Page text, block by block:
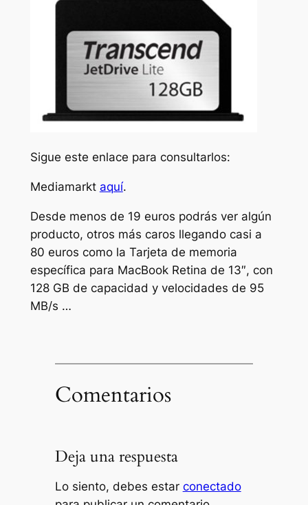
Sigue este enlace para consultarlos:
Mediamarkt aquí.
Desde menos de 19 euros podrás ver algún
producto, otros más caros llegando casi a
80 euros como la Tarjeta de memoria
específica para MacBook Retina de 13″, con
128 GB de capacidad y velocidades de 95
MB/s …
Comentarios
Deja una respuesta
Lo siento, debes estar conectado